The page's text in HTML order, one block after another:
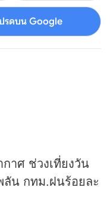
รดบน Google
าศ ช่วงเที่ยงวัน
ลัน กทม.ฝนร้อยละ